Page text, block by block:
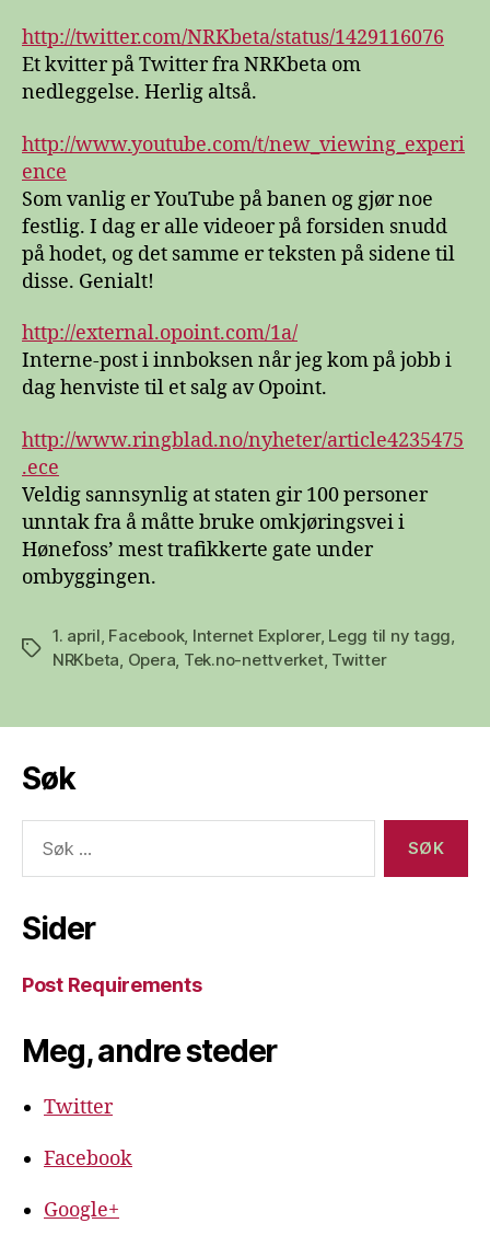
http://twitter.com/NRKbeta/status/1429116076
Et kvitter på Twitter fra NRKbeta om
nedleggelse. Herlig altså.
http://www.youtube.com/t/new_viewing_experi
ence
Som vanlig er YouTube på banen og gjør noe
festlig. I dag er alle videoer på forsiden snudd
på hodet, og det samme er teksten på sidene til
disse. Genialt!
http://external.opoint.com/1a/
Interne-post i innboksen når jeg kom på jobb i
dag henviste til et salg av Opoint.
http://www.ringblad.no/nyheter/article4235475
.ece
Veldig sannsynlig at staten gir 100 personer
unntak fra å måtte bruke omkjøringsvei i
Hønefoss’ mest trafikkerte gate under
ombyggingen.
Stikkord
1. april Facebook, Internet Explorer, Legg til ny tagg
NRKbeta Opera Tek.no-nettverket, Twitter
Søk
etter:
Sider
Post Requirements
Meg, andre steder
Twitter
Facebook
Google+